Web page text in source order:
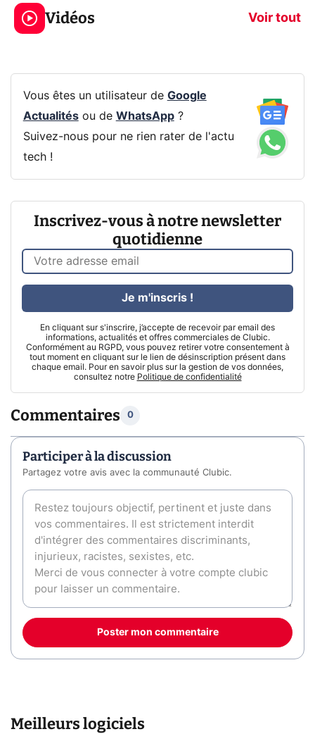
Vidéos Voir tout
CQ32G4ZA !
prochaine
Vous êtes un utilisateur de Google
Actualitésou de WhatsApp?
Suivez-nous pour ne rien rater de l'actu
tech !
Inscrivez-vous à notre newsletter
quotidienne
En cliquant sur s'inscrire, j’accepte de recevoir par email des
informations, actualités et offres commerciales de Clubic.
Conformément au RGPD, vous pouvez retirer votre consentement à
tout moment en cliquant sur le lien de désinscription présent dans
chaque email. Pour en savoir plus sur la gestion de vos données,
consultez notre Politique de confidentialité
Je m'inscris !
Commentaires 0
Participer à la discussion
Partagez votre avis avec la communauté Clubic.
Poster mon commentaire
Meilleurs logiciels